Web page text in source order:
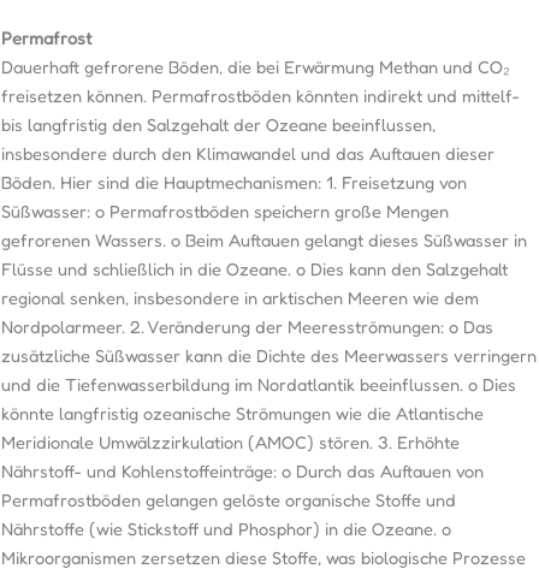
Permafrost
Dauerhaft gefrorene Böden, die bei Erwärmung Methan und CO₂
freisetzen können. Permafrostböden könnten indirekt und mittelf-
bis langfristig den Salzgehalt der Ozeane beeinflussen,
insbesondere durch den Klimawandel und das Auftauen dieser
Böden. Hier sind die Hauptmechanismen: 1. Freisetzung von
Süßwasser: o Permafrostböden speichern große Mengen
gefrorenen Wassers. o Beim Auftauen gelangt dieses Süßwasser in
Flüsse und schließlich in die Ozeane. o Dies kann den Salzgehalt
regional senken, insbesondere in arktischen Meeren wie dem
Nordpolarmeer. 2. Veränderung der Meeresströmungen: o Das
zusätzliche Süßwasser kann die Dichte des Meerwassers verringern
und die Tiefenwasserbildung im Nordatlantik beeinflussen. o Dies
könnte langfristig ozeanische Strömungen wie die Atlantische
Meridionale Umwälzzirkulation (AMOC) stören. 3. Erhöhte
Nährstoff- und Kohlenstoffeinträge: o Durch das Auftauen von
Permafrostböden gelangen gelöste organische Stoffe und
Nährstoffe (wie Stickstoff und Phosphor) in die Ozeane. o
Mikroorganismen zersetzen diese Stoffe, was biologische Prozesse